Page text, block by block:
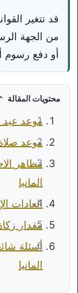
قد تتغير
من الجهة
أو دفع رسوم
محتويات المقالة
موعد عيد الفطر
موعد صلاة عيد
المانيا
العادات
مقدار زكاة عيد
المانيا